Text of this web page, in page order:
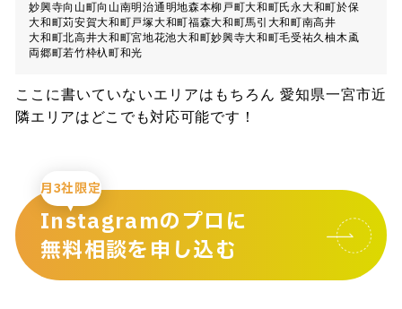
妙興寺向山町向山南明治通明地森本柳戸町大和町氏永大和町於保
大和町苅安賀大和町戸塚大和町福森大和町馬引 大和町南高井
大和町北高井大和町宮地花池大和町妙興寺大和町毛受祐久柚木颪
両郷町若竹枠杁町和光
ここに書いていないエリアはもちろん 愛知県一宮市近
隣エリアはどこでも対応可能です！
月3社限定
Instagramのプロに
無料相談を申し込む